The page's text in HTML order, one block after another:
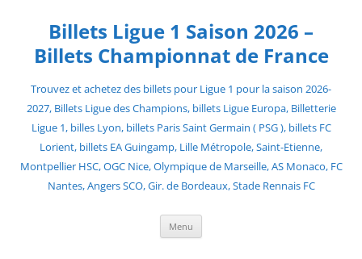
contentBillets Ligue 1 Saison 2026 –
Billets Championnat de France
Trouvez et achetez des billets pour Ligue 1 pour la saison 2026-
2027, Billets Ligue des Champions, billets Ligue Europa, Billetterie
Ligue 1, billes Lyon, billets Paris Saint Germain ( PSG ), billets FC
Lorient, billets EA Guingamp, Lille Métropole, Saint-Etienne,
Montpellier HSC, OGC Nice, Olympique de Marseille, AS Monaco, FC
Nantes, Angers SCO, Gir. de Bordeaux, Stade Rennais FC
Menu